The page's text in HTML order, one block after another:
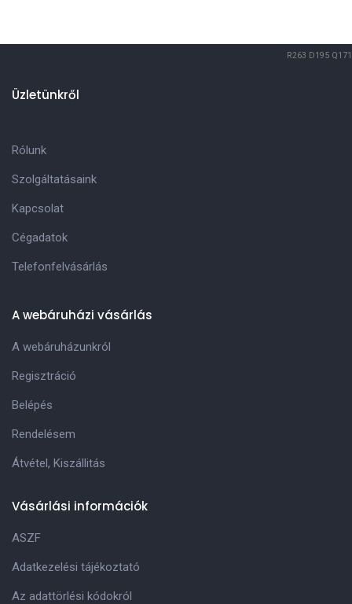
R263 D195 Q171
Üzletünkről
Rólunk
Szolgáltatásaink
Kapcsolat
Cégadatok
Telefonfelvásárlás
A webáruházi vásárlás
A webáruházunkról
Regisztráció
Belépés
Rendelésem
Átvétel, Kiszállitás
Vásárlási információk
ASZF
Adatkezelési tájékoztató
Az adattörlési kódokról